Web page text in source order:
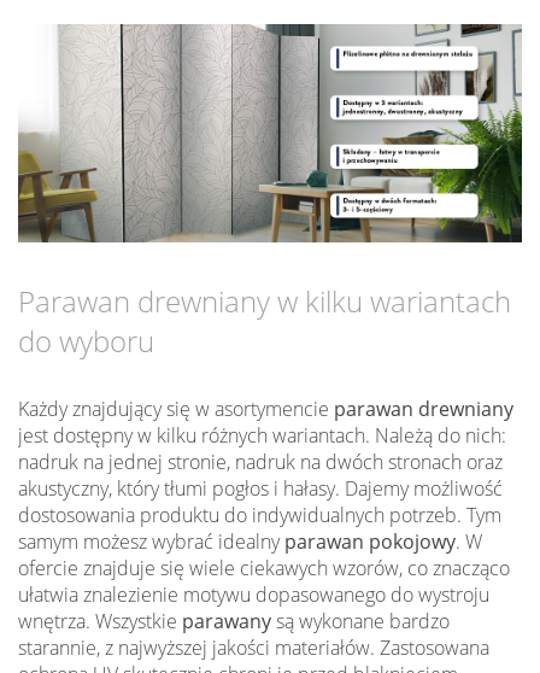
Parawan drewniany w kilku wariantach
do wyboru
Każdy znajdujący się w asortymencie parawan drewniany
jest dostępny w kilku różnych wariantach. Należą do nich:
nadruk na jednej stronie, nadruk na dwóch stronach oraz
akustyczny, który tłumi pogłos i hałasy. Dajemy możliwość
dostosowania produktu do indywidualnych potrzeb. Tym
samym możesz wybrać idealnyparawan pokojowy. W
ofercie znajduje się wiele ciekawych wzorów, co znacząco
ułatwia znalezienie motywu dopasowanego do wystroju
wnętrza. Wszystkie parawanysą wykonane bardzo
starannie, z najwyższej jakości materiałów. Zastosowana